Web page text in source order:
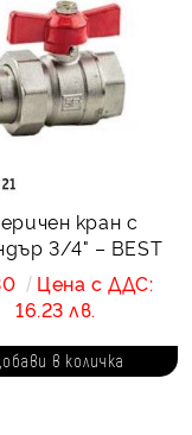
кран с
3/4" – BEST
Цена с ДДС:
16.23 лв.